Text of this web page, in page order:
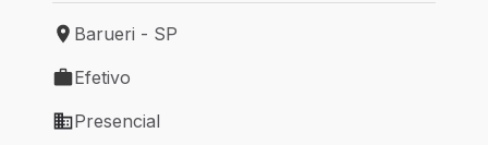
Local de trabalho: Barueri - SP
Barueri - SP
Tipo de vaga: Efetivo
Efetivo
Modelo de trabalho: Presencial
Presencial